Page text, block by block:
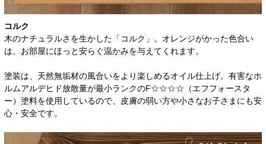
コルク
木のナチュラルさを生かした「コルク」。オレンジがかった色合い
は、お部屋にほっと安らぐ温かみを与えてくれます。
塗装は、天然無垢材の風合いをより楽しめるオイル仕上げ。有害なホ
ルムアルデヒド放散量が最小ランクのF☆☆☆☆（エフフォースタ
ー）塗料を使用しているので、皮膚の弱い方や小さなお子さまにも安
心・安全です。